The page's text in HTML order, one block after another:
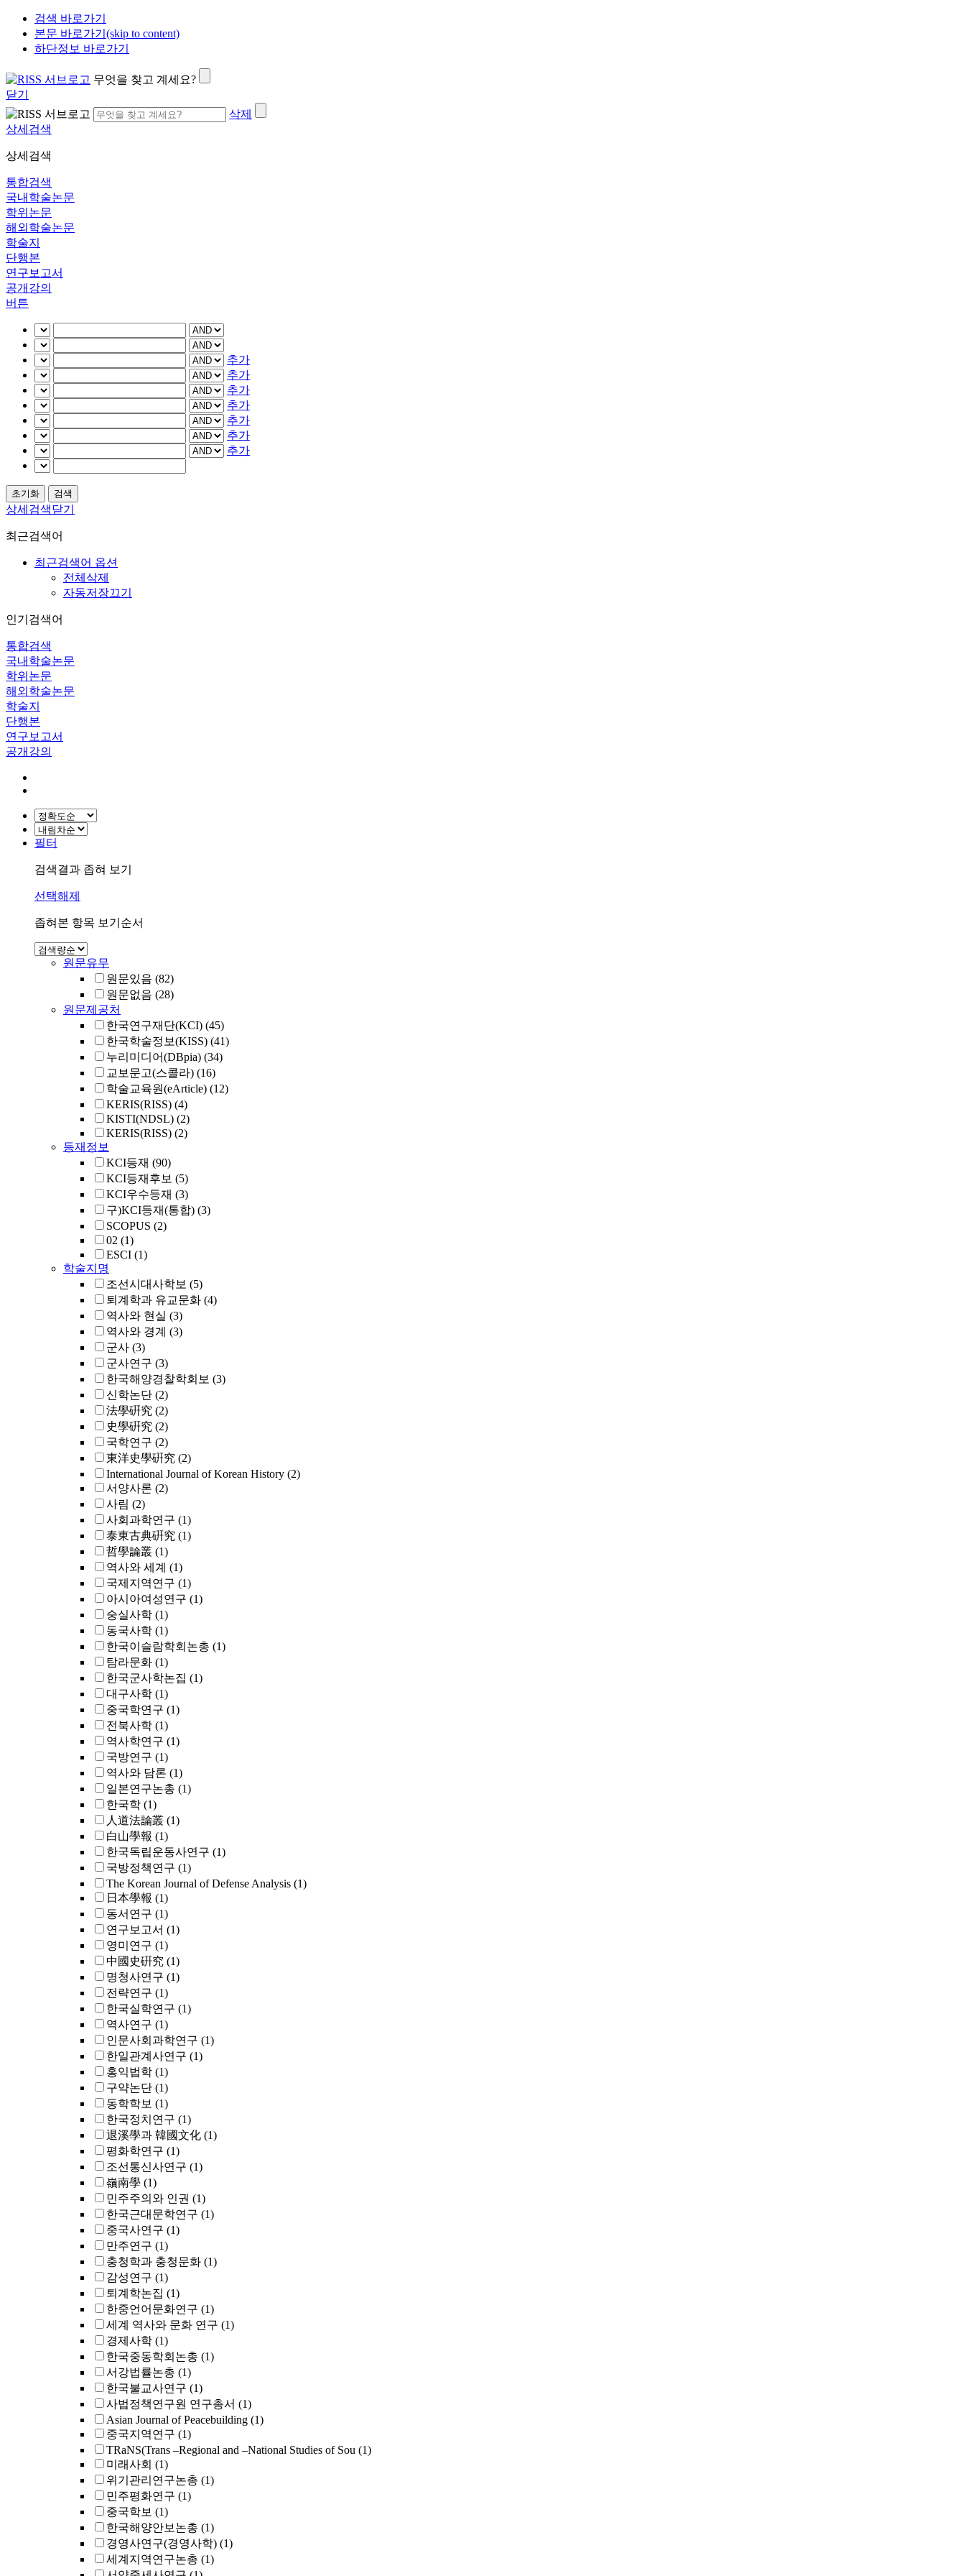
검색 바로가기
본문 바로가기(skip to content)
하단정보 바로가기
무엇을 찾고 계세요?
닫기
삭제
상세검색
상세검색
통합검색
국내학술논문
학위논문
해외학술논문
학술지
단행본
연구보고서
공개강의
버튼
추가
추가
추가
추가
추가
추가
추가
상세검색닫기
최근검색어
최근검색어 옵션
전체삭제
자동저장끄기
인기검색어
통합검색
국내학술논문
학위논문
해외학술논문
학술지
단행본
연구보고서
공개강의
필터
검색결과 좁혀 보기
선택해제
좁혀본 항목 보기순서
원문유무
원문있음 (82)
원문없음 (28)
원문제공처
한국연구재단(KCI) (45)
한국학술정보(KISS) (41)
누리미디어(DBpia) (34)
교보문고(스콜라) (16)
학술교육원(eArticle) (12)
KERIS(RISS) (4)
KISTI(NDSL) (2)
KERIS(RISS) (2)
등재정보
KCI등재 (90)
KCI등재후보 (5)
KCI우수등재 (3)
구)KCI등재(통합) (3)
SCOPUS (2)
02 (1)
ESCI (1)
학술지명
조선시대사학보 (5)
퇴계학과 유교문화 (4)
역사와 현실 (3)
역사와 경계 (3)
군사 (3)
군사연구 (3)
한국해양경찰학회보 (3)
신학논단 (2)
法學硏究 (2)
史學硏究 (2)
국학연구 (2)
東洋史學硏究 (2)
International Journal of Korean History (2)
서양사론 (2)
사림 (2)
사회과학연구 (1)
泰東古典硏究 (1)
哲學論叢 (1)
역사와 세계 (1)
국제지역연구 (1)
아시아여성연구 (1)
숭실사학 (1)
동국사학 (1)
한국이슬람학회논총 (1)
탐라문화 (1)
한국군사학논집 (1)
대구사학 (1)
중국학연구 (1)
전북사학 (1)
역사학연구 (1)
국방연구 (1)
역사와 담론 (1)
일본연구논총 (1)
한국학 (1)
人道法論叢 (1)
白山學報 (1)
한국독립운동사연구 (1)
국방정책연구 (1)
The Korean Journal of Defense Analysis (1)
日本學報 (1)
동서연구 (1)
연구보고서 (1)
영미연구 (1)
中國史硏究 (1)
명청사연구 (1)
전략연구 (1)
한국실학연구 (1)
역사연구 (1)
인문사회과학연구 (1)
한일관계사연구 (1)
홍익법학 (1)
구약논단 (1)
동학학보 (1)
한국정치연구 (1)
退溪學과 韓國文化 (1)
평화학연구 (1)
조선통신사연구 (1)
嶺南學 (1)
민주주의와 인권 (1)
한국근대문학연구 (1)
중국사연구 (1)
만주연구 (1)
충청학과 충청문화 (1)
감성연구 (1)
퇴계학논집 (1)
한중언어문화연구 (1)
세계 역사와 문화 연구 (1)
경제사학 (1)
한국중동학회논총 (1)
서강법률논총 (1)
한국불교사연구 (1)
사법정책연구원 연구총서 (1)
Asian Journal of Peacebuilding (1)
중국지역연구 (1)
TRaNS(Trans –Regional and –National Studies of Sou (1)
미래사회 (1)
위기관리연구논총 (1)
민주평화연구 (1)
중국학보 (1)
한국해양안보논총 (1)
경영사연구(경영사학) (1)
세계지역연구논총 (1)